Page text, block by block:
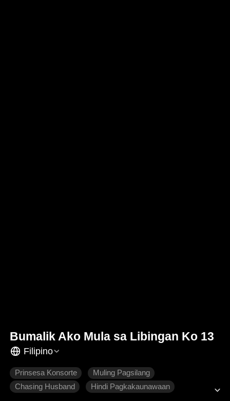
Bumalik Ako Mula sa Libingan Ko 13
Filipino
Prinsesa Konsorte
Muling Pagsilang
Chasing Husband
Hindi Pagkakaunawaan